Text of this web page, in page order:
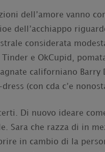
dell’amore vanno
dell’acchiappo
considerata
e OkCupid,
californiano
(con cda c’e
Di nuovo ideare
Sara che razza di in
in cambio di la